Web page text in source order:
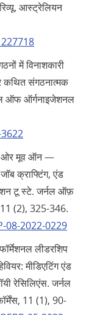
आस्ट्रेलियन
में विनाशकारी
संगठनात्मक
ऑफ ऑर्गनाइजेशनल
ओर मूव ऑन —
क्राफ्टिंग, एंड
टू स्टे. जर्नल ऑफ़
(2), 325-346.
08-2022-0229
लीडरशिप
मीडिएटिंग एंड
रेसिलिएंस. जर्नल
11 (1), 90-